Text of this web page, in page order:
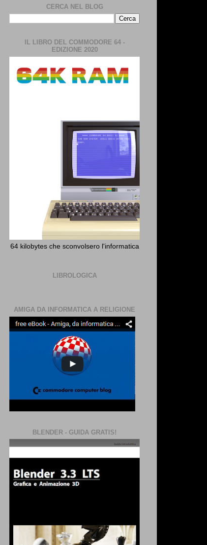
CERCA NEL BLOG
IL LIBRO DEL COMMODORE 64 -
EDIZIONE 2020
64 kilobytes che sconvolsero l'informatica
LIBROLOGICA
AMIGA DA INFORMATICA A RELIGIONE
BLENDER - GUIDA GRATIS!